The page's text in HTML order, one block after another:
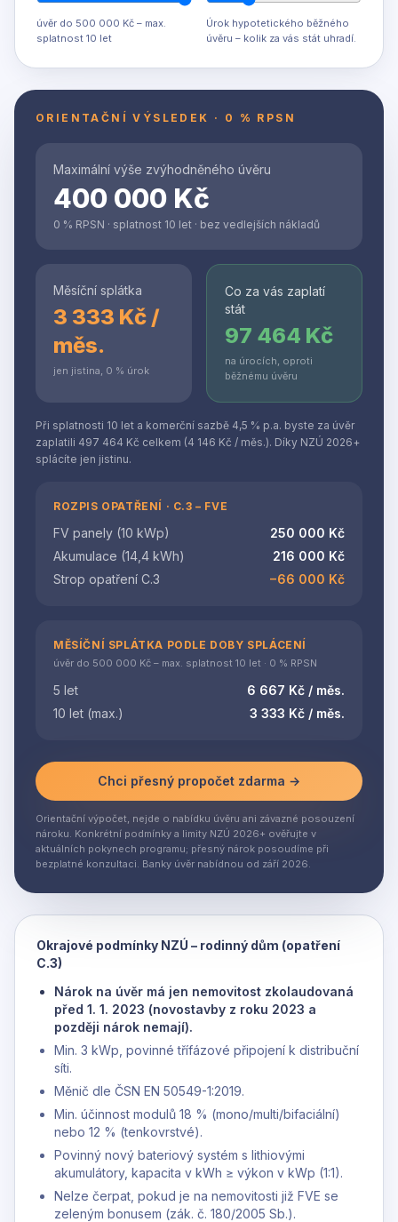
úvěr do 500 000 Kč – max.
splatnost 10 let
Úrok hypotetického běžného
úvěru – kolik za vás stát uhradí.
ORIENTAČNÍ VÝSLEDEK · 0 % RPSN
Maximální výše zvýhodněného úvěru
400 000 Kč
0 % RPSN · splatnost 10 let · bez vedlejších nákladů
Měsíční splátka
3 333 Kč /
měs.
jen jistina, 0 % úrok
Co za vás zaplatí
stát
97 464 Kč
na úrocích, oproti
běžnému úvěru
Při splatnosti 10 let a komerční sazbě 4,5 % p.a. byste za úvěr
zaplatili 497 464 Kč celkem (4 146 Kč / měs.). Díky NZÚ 2026+
splácíte jen jistinu.
ROZPIS OPATŘENÍ · C.3 – FVE
FV panely (10 kWp)
250 000 Kč
Akumulace (14,4 kWh)
216 000 Kč
Strop opatření C.3
−66 000 Kč
MĚSÍČNÍ SPLÁTKA PODLE DOBY SPLÁCENÍ
úvěr do 500 000 Kč – max. splatnost 10 let · 0 % RPSN
5 let
6 667 Kč / měs.
10 let (max.)
3 333 Kč / měs.
Chci přesný propočet zdarma →
Orientační výpočet, nejde o nabídku úvěru ani závazné posouzení
nároku. Konkrétní podmínky a limity NZÚ 2026+ ověřujte v
aktuálních pokynech programu; přesný nárok posoudíme při
bezplatné konzultaci. Banky úvěr nabídnou od září 2026.
Okrajové podmínky NZÚ – rodinný dům (opatření
C.3)
Nárok na úvěr má jen nemovitost zkolaudovaná
před 1. 1. 2023 (novostavby z roku 2023 a
později nárok nemají).
Min. 3 kWp, povinné třífázové připojení k distribuční
síti.
Měnič dle ČSN EN 50549-1:2019.
Min. účinnost modulů 18 % (mono/multi/bifaciální)
nebo 12 % (tenkovrstvé).
Povinný nový bateriový systém s lithiovými
akumulátory, kapacita v kWh ≥ výkon v kWp (1:1).
Nelze čerpat, pokud je na nemovitosti již FVE se
zeleným bonusem (zák. č. 180/2005 Sb.).